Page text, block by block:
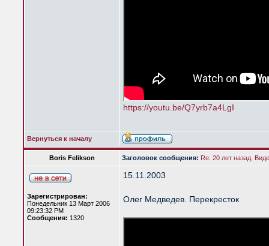
https://youtu.be/Q7yrb7a4LgI
Вернуться к началу
Boris Felikson Заголовок сообщения: Re: 20 лет назад.
Зарегистрирован:
Понедельник 13 Март 2006
09:23:32 PM
Сообщения: 1320
15.11.2003
Олег Медведев. Перекресток